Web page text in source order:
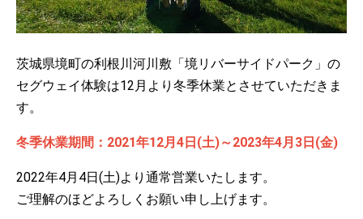
茨城県境町の利根川河川敷「境リバーサイドパーク」の
セグウェイ体験は12月より冬季休業とさせていただきま
す。
冬季休業期間：2021年12月4日(土)～2023年4月3日(金)
2022年4月4日(土)より通常営業いたします。
ご理解のほどよろしくお願い申し上げます。